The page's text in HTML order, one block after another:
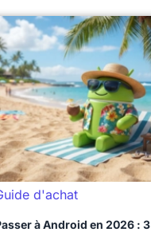
d'achat
à Android en 2026 : 3